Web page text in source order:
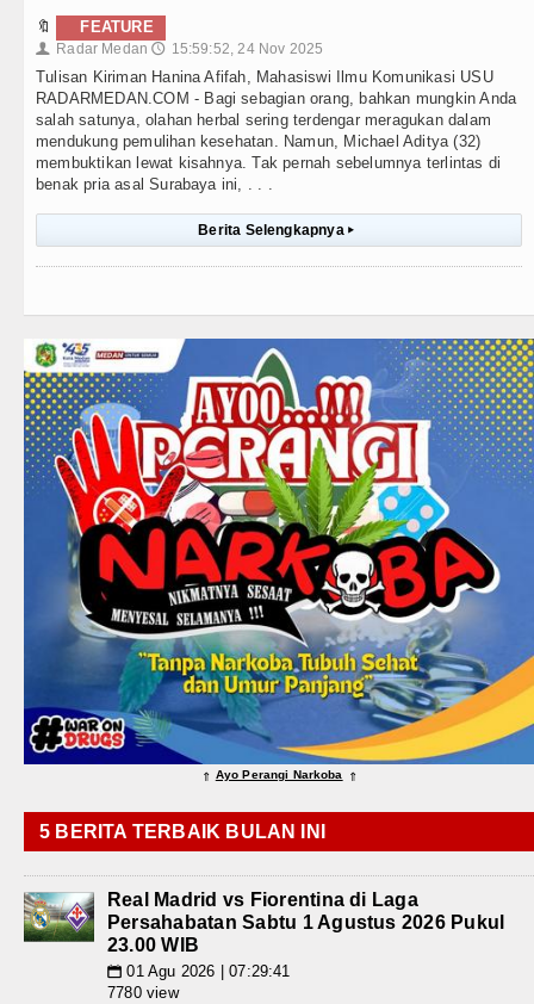
🔖 FEATURE
👤 Radar Medan 🕔 15:59:52, 24 Nov 2025
Tulisan Kiriman Hanina Afifah, Mahasiswi Ilmu Komunikasi USU
RADARMEDAN.COM - Bagi sebagian orang, bahkan mungkin Anda
salah satunya, olahan herbal sering terdengar meragukan dalam
mendukung pemulihan kesehatan. Namun, Michael Aditya (32)
membuktikan lewat kisahnya. Tak pernah sebelumnya terlintas di
benak pria asal Surabaya ini, . . .
Berita Selengkapnya ▸
⇑ Ayo Perangi Narkoba ⇑
5 BERITA TERBAIK BULAN INI
Real Madrid vs Fiorentina di Laga
Persahabatan Sabtu 1 Agustus 2026 Pukul
23.00 WIB
📅 01 Agu 2026 | 07:29:41
7780 view